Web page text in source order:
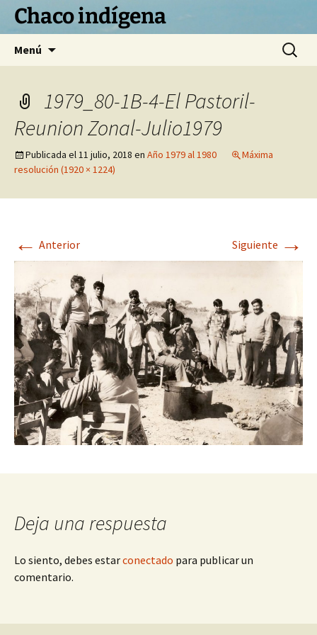
Chaco indígena
Menú Buscar:
1979_80-1B-4-El Pastoril-
Reunion Zonal-Julio1979
Publicada el11 julio, 2018 en Año 1979 al 1980
Máxima
resolución (1920 × 1224)
← Anterior Siguiente →
Deja una respuesta
Lo siento, debes estarconectado para publicar un
comentario.